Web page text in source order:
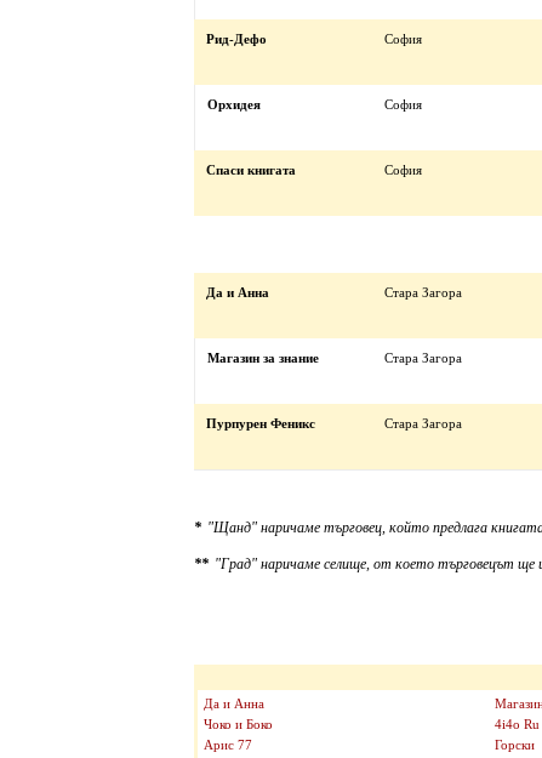
Рид-Дефо София
Орхидея София
Спаси книгата София
Да и Анна Стара Загора
Магазин за знание Стара Загора
Пурпурен Феникс Стара Загора
* "Щанд" наричаме търговец, който предлага
** "Град" наричаме селище, от което търговецът ще
Да и Анна
Чоко и Боко
Арис 77
4i4o Ru
Горски